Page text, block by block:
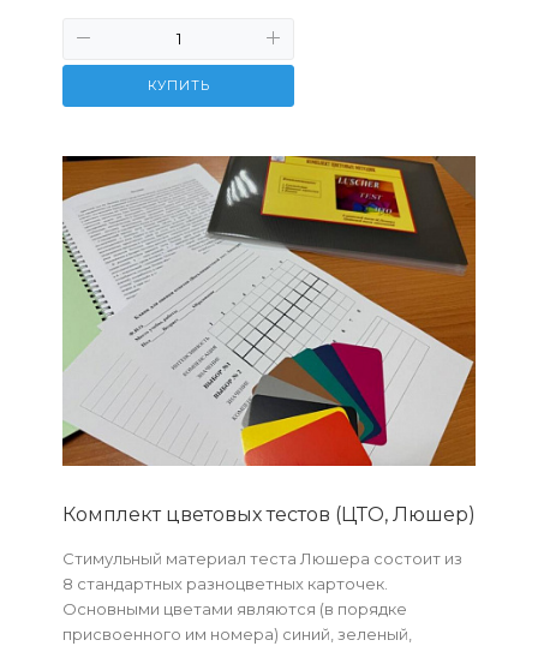
КУПИТЬ
Комплект цветовых тестов (ЦТО, Люшер)
Стимульный материал теста Люшера состоит из
8 стандартных разноцветных карточек.
Основными цветами являются (в порядке
присвоенного им номера) синий, зеленый,